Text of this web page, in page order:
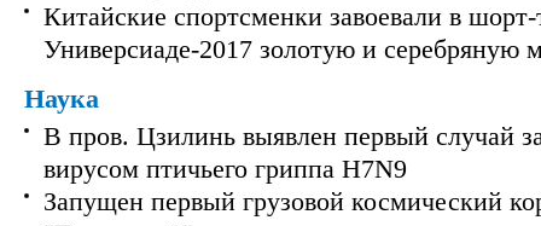
Китайские спортсменки завоевали в шорт-
Универсиаде-2017 золотую и серебряную
Наука
В пров. Цзилинь выявлен первый случай
вирусом птичьего гриппа H7N9
Запущен первый грузовой космический